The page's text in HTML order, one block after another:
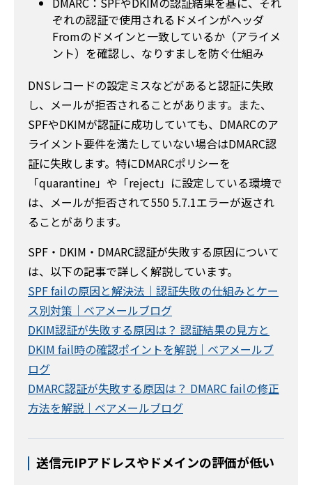
ぞれの認証で使用されるドメインがヘッダ
Fromのドメインと一致しているか（アライメ
ント）を確認し、なりすましを防ぐ仕組み
DNSレコードの設定ミスなどがあると認証に失敗
し、メールが拒否されることがあります。また、
SPFやDKIMが認証に成功していても、DMARCのア
ライメント要件を満たしていない場合はDMARC認
証に失敗します。特にDMARCポリシーを
「quarantine」や「reject」に設定している環境で
は、メールが拒否されて550 5.7.1エラーが返され
ることがあります。
SPF・DKIM・DMARC認証が失敗する原因について
は、以下の記事で詳しく解説しています。
SPF failの原因と解決法｜認証失敗の仕組みとケー
ス別対策｜ベアメールブログ
DKIM認証が失敗する原因は？ 認証結果の見方と
DKIM fail時の確認ポイントを解説｜ベアメールブ
ログ
DMARC認証が失敗する原因は？ DMARC failの修正
方法を解説｜ベアメールブログ
送信元IPアドレスやドメインの評価が低い